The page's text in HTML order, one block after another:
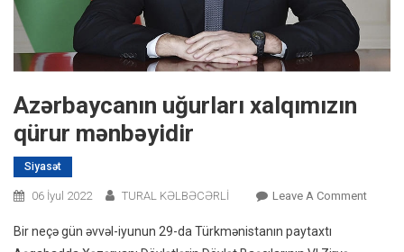
Azərbaycanın uğurları xalqımızın
qürur mənbəyidir
Siyasət
06 İyul 2022 TURAL KƏLBƏCƏRLİ Leave A CommentOn
Bir neçə gün əvvəl-iyunun 29-da Türkmənistanın paytaxtı